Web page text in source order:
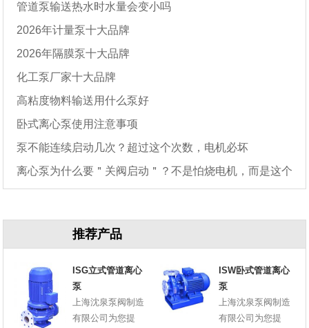
管道泵输送热水时水量会变小吗
2026年计量泵十大品牌
2026年隔膜泵十大品牌
化工泵厂家十大品牌
高粘度物料输送用什么泵好
卧式离心泵使用注意事项
泵不能连续启动几次？超过这个次数，电机必坏
离心泵为什么要＂关阀启动＂？不是怕烧电机，而是这个
推荐产品
ISG立式管道离心
泵
上海沈泉泵阀制造
有限公司为您提
ISW卧式管道离心
泵
上海沈泉泵阀制造
有限公司为您提